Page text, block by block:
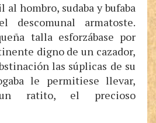
al hombro, sudaba y bufaba
descomunal armatoste.
talla esforzábase por
digno de un cazador,
las súplicas de su
le permitiese llevar,
ratito, el precioso